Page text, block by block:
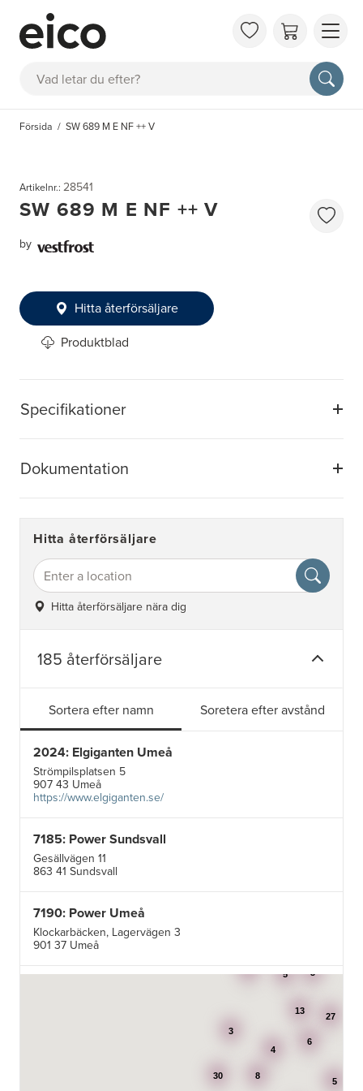
Sök
OM
FAQ
Försida SW 689 M E NF ++ V
Specifikationer
Dokumentation
Artikelnr.: 28541
SW 689 M E NF ++ V
by
Hitta återförsäljare
Produktblad
Hitta återförsäljare
Hitta återförsäljare nära dig
185 återförsäljare
Sortera efter namn Soretera efter avstånd
2024: Elgiganten Umeå
Strömpilsplatsen 5
907 43 Umeå
https://www.elgiganten.se/
7185: Power Sundsvall
Gesällvägen 11
863 41 Sundsvall
7190: Power Umeå
Klockarbäcken, Lagervägen 3
901 37 Umeå
AB Karl Hedin Bygghandel - Edsbyn
30
27
8
6
13
3
4
5
3
5